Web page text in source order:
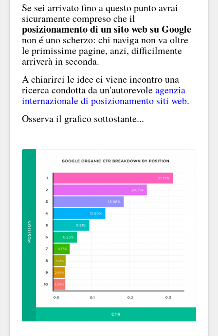
Se sei arrivato fino a questo punto avrai
sicuramente compreso che il
posizionamento di un sito web su Google
non é uno scherzo: chi naviga non va oltre
le primissime pagine, anzi, difficilmente
arriverà in seconda.
A chiarirci le idee ci viene incontro una
ricerca condotta da un'autorevoleagenzia
internazionale di posizionamento siti web.
Osserva il grafico sottostante...